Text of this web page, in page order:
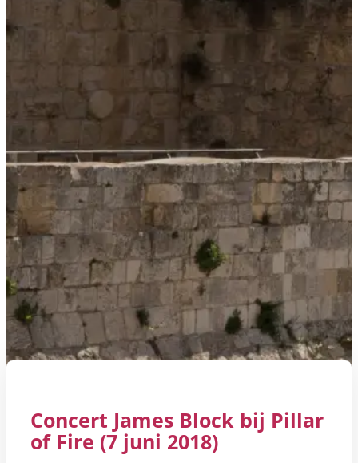
Concert James Block bij Pillar
of Fire (7 juni 2018)